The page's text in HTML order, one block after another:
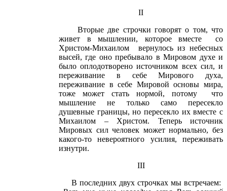
II
Вторые две строчки говорят о том, что
живет в мышлении, которое вместе со
Христом-Михаилом вернулось из небесных
высей, где оно пребывало в Мировом духе и
было оплодотворено источником всех сил, и
переживание в себе Мирового духа,
переживание в себе Мировой основы мира,
тоже может стать нормой, потому что
мышление не только само пересекло
душевные границы, но пересекло их вместе с
Михаилом – Христом. Теперь источник
Мировых сил человек может нормально, без
какого-то невероятного усилия, переживать
изнутри.
III
В последних двух строчках мы встречаем: